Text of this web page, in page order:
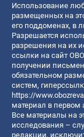
Использование
размещенных на
его поддоменах, в
Разрешается
разрешения на их
ссылки на сайт
получении
обязательном
систем,
https://
материал в первом
Все материалы на
исследования –
редакции,